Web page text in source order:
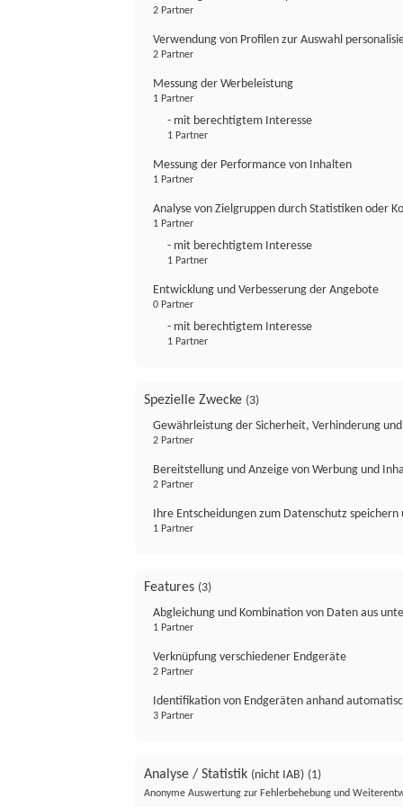
2 Partner
Verwendung von Profilen zur Auswahl
2 Partner
Messung der Werbeleistung
1 Partner
- mit berechtigtem Interesse
1 Partner
Messung der Performance von Inhalten
1 Partner
Analyse von Zielgruppen durch Statistiken oder
1 Partner
- mit berechtigtem Interesse
1 Partner
Entwicklung und Verbesserung der Angebote
0 Partner
- mit berechtigtem Interesse
1 Partner
Spezielle Zwecke (3)
Gewährleistung der Sicherheit, Verhinderung
2 Partner
Bereitstellung und Anzeige von Werbung und
2 Partner
Ihre Entscheidungen zum Datenschutz
1 Partner
Features (3)
Abgleichung und Kombination von Daten aus
1 Partner
Verknüpfung verschiedener Endgeräte
2 Partner
Identifikation von Endgeräten anhand
3 Partner
Analyse / Statistik (nicht IAB) (1)
Anonyme Auswertung zur Fehlerbehebung und